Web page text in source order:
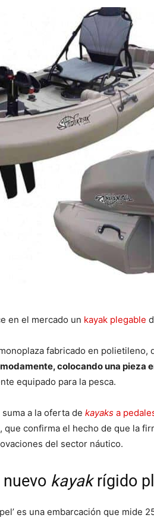
en el mercado un kayak plegable
fabricado en polietileno,
colocando una pieza
equipado para la pesca.
a la oferta de kayaks a
confirma el hecho de que la
del sector náutico.
kayakrígido
es una embarcación que mide